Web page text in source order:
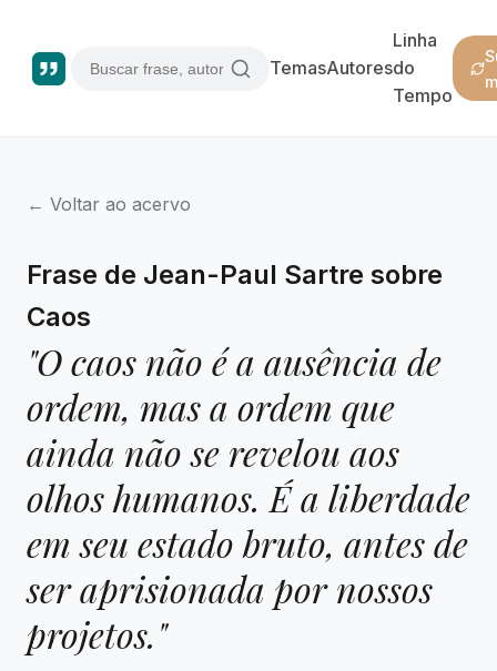
TemasAutores
Linha
do
Tempo
← Voltar ao acervo
Frase de Jean-Paul Sartre sobre
Caos
"O caos não é a ausência de
ordem, mas a ordem que
ainda não se revelou aos
olhos humanos. É a liberdade
em seu estado bruto, antes de
ser aprisionada por nossos
projetos."